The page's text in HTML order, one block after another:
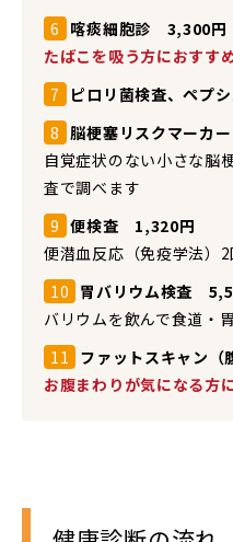
6 喀痰細胞診 3,300円
たばこを吸う方におすす
7
ピロリ菌検査、ペプ
8 脳梗塞リスクマーカ
自覚症状のない小さな脳
査で調べます
9 便検査 1,320円
便潜血反応（免疫学法）2
10 胃バリウム検査
バリウムを飲んで食道・
11 ファットスキャン
お腹まわりが気になる方